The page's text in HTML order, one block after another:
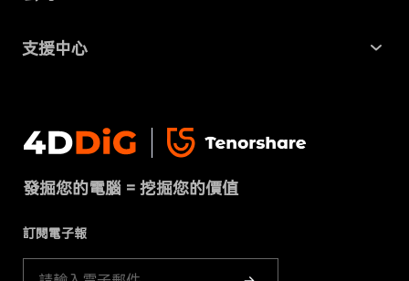
AI File Repair
Partition Manager
USB 隨身碟資料救援
免費線上檔案修復
關於我們
條款 & 條件
Cookies政策（已更新）
支援中心
聯絡我們
發掘您的電腦 = 挖掘您的價值
訂閱電子報